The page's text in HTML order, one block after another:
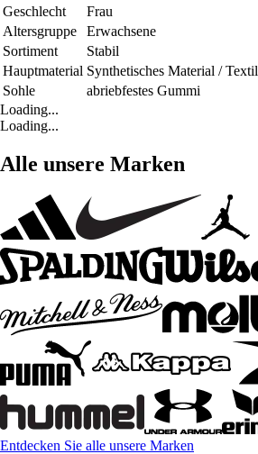
Geschlecht
Frau
Altersgruppe
Erwachsene
Sortiment
Stabil
Hauptmaterial Synthetisches Material / Textil
Sohle
abriebfestes Gummi
Loading...
Loading...
Alle unsere Marken
Entdecken Sie alle unsere Marken